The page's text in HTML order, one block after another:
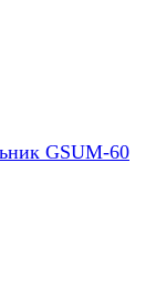
GSUM-60